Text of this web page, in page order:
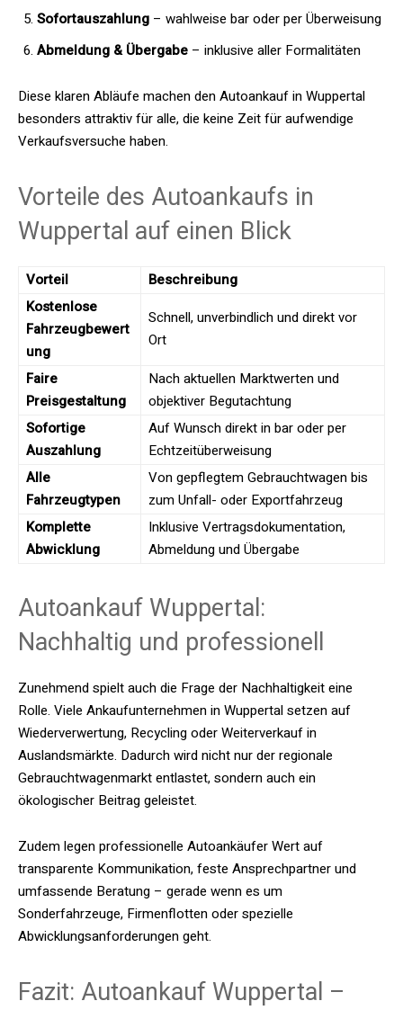
Sofortauszahlung – wahlweise bar oder per Überweisung
Abmeldung & Übergabe – inklusive aller Formalitäten
Diese klaren Abläufe machen den Autoankauf in Wuppertal
besonders attraktiv für alle, die keine Zeit für aufwendige
Verkaufsversuche haben.
Vorteile des Autoankaufs in
Wuppertal auf einen Blick
Vorteil
Beschreibung
Kostenlose
Fahrzeugbewert
ung
Schnell, unverbindlich und direkt vor
Ort
Faire
Preisgestaltung
Nach aktuellen Marktwerten und
objektiver Begutachtung
Sofortige
Auszahlung
Auf Wunsch direkt in bar oder per
Echtzeitüberweisung
Alle
Fahrzeugtypen
Von gepflegtem Gebrauchtwagen bis
zum Unfall- oder Exportfahrzeug
Komplette
Abwicklung
Inklusive Vertragsdokumentation,
Abmeldung und Übergabe
Autoankauf Wuppertal:
Nachhaltig und professionell
Zunehmend spielt auch die Frage der Nachhaltigkeit eine
Rolle. Viele Ankaufunternehmen in Wuppertal setzen auf
Wiederverwertung, Recycling oder Weiterverkauf in
Auslandsmärkte. Dadurch wird nicht nur der regionale
Gebrauchtwagenmarkt entlastet, sondern auch ein
ökologischer Beitrag geleistet.
Zudem legen professionelle Autoankäufer Wert auf
transparente Kommunikation, feste Ansprechpartner und
umfassende Beratung – gerade wenn es um
Sonderfahrzeuge, Firmenflotten oder spezielle
Abwicklungsanforderungen geht.
Fazit: Autoankauf Wuppertal –